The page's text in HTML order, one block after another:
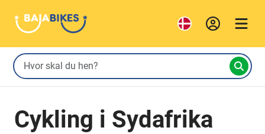
Cykling i Sydafrika